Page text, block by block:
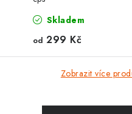
Skladem
od 299 Kč
Zobrazit více